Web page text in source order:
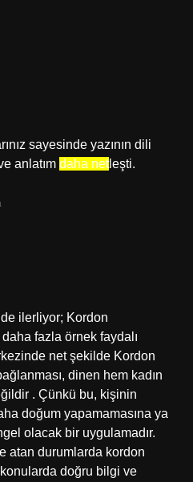
sayesinde yazının dili
anlatım daha netleşti.
ilerliyor; Kordon
fazla örnek faydalı
net şekilde Kordon
dinen hem kadın
. Çünkü bu, kişinin
doğum yapamamasına ya
olacak bir uygulamadır.
atan durumlarda kordon
doğru bilgi ve